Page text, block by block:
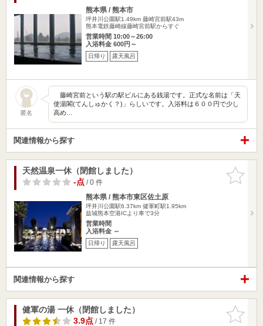
熊本県 / 熊本市
坪井川公園駅1.49km 藤崎宮前駅43m
熊本電鉄藤崎線藤崎宮前駅からすぐ
営業時間 10:00～26:00
入浴料金 600円～
日帰り 露天風呂
匿名
藤崎宮前という駅の駅ビルにある銭湯です。正式な名前は「天
使湯閣(てんしゅかく？)」らしいです。入浴料は６００円で少し
高め…
関連情報から探す
お気に入
りに追加
天然温泉一休（閉館しました）
-点/ 0 件
熊本県 / 熊本市東区佐土原
坪井川公園駅6.37km 健軍町駅1.95km
益城熊本空港ICより車で3分
営業時間
入浴料金 ～
日帰り 露天風呂
関連情報から探す
お気に入
りに追加
健軍の湯 一休（閉館しました）
3.9点/ 17 件